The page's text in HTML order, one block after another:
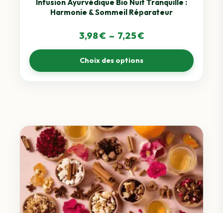
Infusion Ayurvédique Bio Nuit Tranquille :
Harmonie & Sommeil Réparateur
3,98€ – 7,25€Plage
de
3,98 €
Choix des options
produit
Ce
produit
plusieurs
variations.
Les
options